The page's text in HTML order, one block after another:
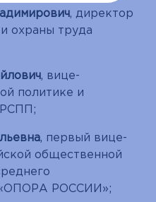
, директор
охраны труда
, вице-
политике и
, первый вице-
общественной
«ОПОРА РОССИИ»;